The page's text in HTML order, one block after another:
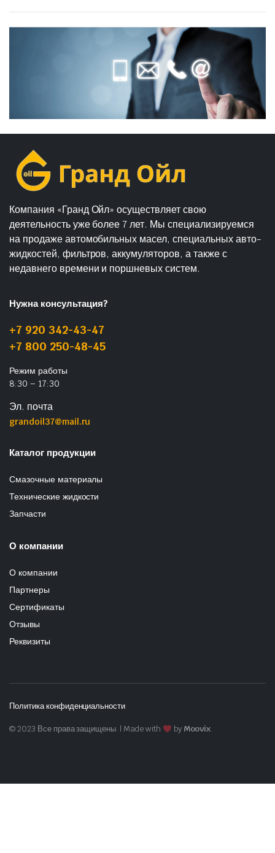
Компания «Гранд Ойл» осуществляет свою
деятельность уже более 7 лет. Мы специализируемся
на продаже автомобильных масел, специальных авто-
жидкостей, фильтров, аккумуляторов, а также с
недавнего времени и поршневых систем.
Нужна консультация?
+7 920 342-43-47
+7 800 250-48-45
Режим работы
8:30 – 17:30
Эл. почта
grandoil37@mail.ru
Каталог продукции
Смазочные материалы
Технические жидкости
Запчасти
О компании
О компании
Партнеры
Сертификаты
Отзывы
Реквизиты
Политика конфиденциальности
© 2023 Все права защищены. | Made with by Moovix.